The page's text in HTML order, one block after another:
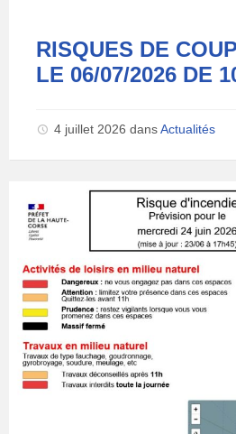
RISQUES DE
LE 06/07/2026 DE
4 juillet 2026 dansActualités